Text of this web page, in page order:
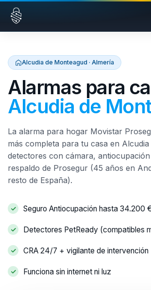
Saltar al contenido
Alcudia de Monteagud · Almería
Alarmas para
Alcudia de
La alarma para hogar Movistar
más completa para tu casa en
detectores con cámara,
respaldo de Prosegur (45 años en
resto de España).
Seguro Antiocupación hasta 34.200
Detectores PetReady (compatibles
CRA 24/7 + vigilante de intervención
Funciona sin internet ni luz